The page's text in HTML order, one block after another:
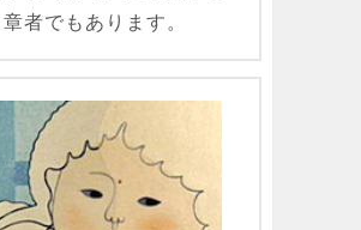
章者でもあります。